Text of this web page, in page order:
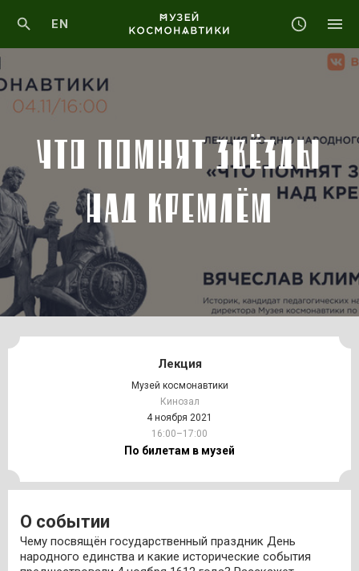
EN
ЧТО ПОМНЯТ ЗВЁЗДЫ
НАД КРЕМЛЁМ
Лекция
Музей космонавтики
Кинозал
4 ноября 2021
16:00–17:00
По билетам в музей
О событии
Чему посвящён государственный праздник День
народного единства и какие исторические события